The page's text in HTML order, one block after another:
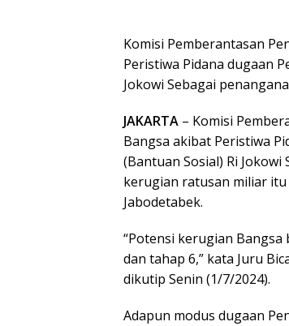
Komisi Pemberantasan
Peristiwa Pidana dugaan
Jokowi Sebagai
JAKARTA – Komisi
Bangsa akibat Peristiwa
(Bantuan Sosial) Ri Jokowi
kerugian ratusan miliar
Jabodetabek.
“Potensi kerugian Bangsa
dan tahap 6,” kata Juru
dikutip Senin (1/7/2024).
Adapun modus dugaan